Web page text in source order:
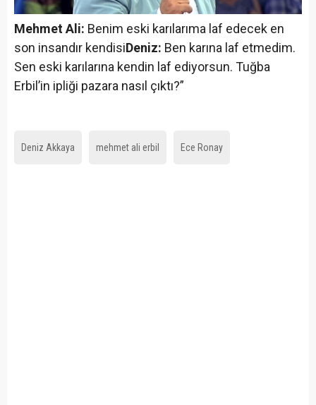
Mehmet Ali: Benim eski karılarıma laf edecek en
son insandır kendisiDeniz: Ben karına laf etmedim.
Sen eski karılarına kendin laf ediyorsun. Tuğba
Erbil’in ipliği pazara nasıl çıktı?”
Deniz Akkaya mehmet ali erbil Ece Ronay